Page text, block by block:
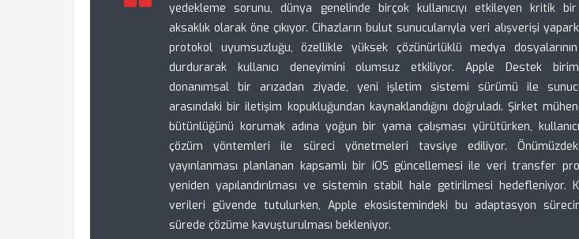
yedekleme sorunu, dünya genelinde birçok kullanıcıyı etkileyen kritik bir
aksaklık olarak öne çıkıyor. Cihazların bulut sunucularıyla veri alışverişi
protokol uyumsuzluğu, özellikle yüksek çözünürlüklü medya dosyalarının
durdurarak kullanıcı deneyimini olumsuz etkiliyor. Apple Destek
donanımsal bir arızadan ziyade, yeni işletim sistemi sürümü ile
arasındaki bir iletişim kopukluğundan kaynaklandığını doğruladı. Şirket
bütünlüğünü korumak adına yoğun bir yama çalışması yürütürken,
çözüm yöntemleri ile süreci yönetmeleri tavsiye ediliyor.
yayınlanması planlanan kapsamlı bir iOS güncellemesi ile veri transfer
yeniden yapılandırılması ve sistemin stabil hale getirilmesi hedefleniyor.
verileri güvende tutulurken, Apple ekosistemindeki bu adaptasyon
sürede çözüme kavuşturulması bekleniyor.